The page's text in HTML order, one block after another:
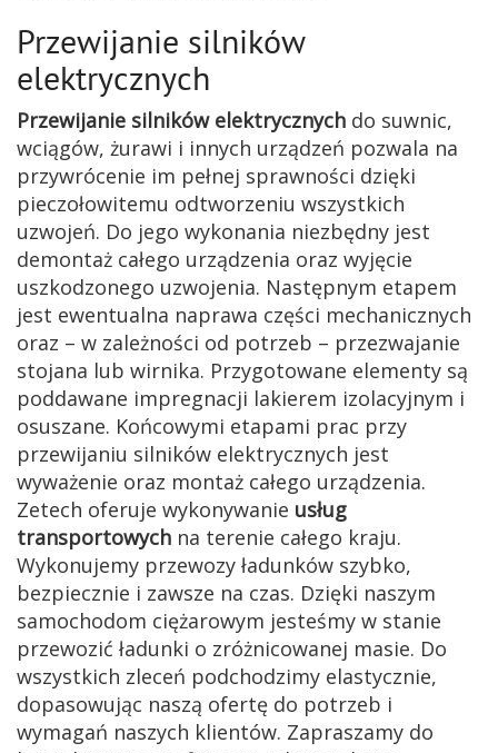
Przewijanie silników
elektrycznych
Przewijanie silników elektrycznych do suwnic,
wciągów, żurawi i innych urządzeń pozwala na
przywrócenie im pełnej sprawności dzięki
pieczołowitemu odtworzeniu wszystkich
uzwojeń. Do jego wykonania niezbędny jest
demontaż całego urządzenia oraz wyjęcie
uszkodzonego uzwojenia. Następnym etapem
jest ewentualna naprawa części mechanicznych
oraz – w zależności od potrzeb – przezwajanie
stojana lub wirnika. Przygotowane elementy są
poddawane impregnacji lakierem izolacyjnym i
osuszane. Końcowymi etapami prac przy
przewijaniu silników elektrycznych jest
wyważenie oraz montaż całego urządzenia.
Zetech oferuje wykonywanie usług
transportowych na terenie całego kraju.
Wykonujemy przewozy ładunków szybko,
bezpiecznie i zawsze na czas. Dzięki naszym
samochodom ciężarowym jesteśmy w stanie
przewozić ładunki o zróżnicowanej masie. Do
wszystkich zleceń podchodzimy elastycznie,
dopasowując naszą ofertę do potrzeb i
wymagań naszych klientów. Zapraszamy do